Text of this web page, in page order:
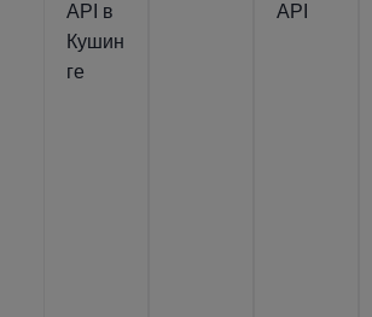
API в
Кушин
ге
API